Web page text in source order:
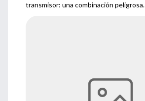
transmisor: una combinación peligrosa.